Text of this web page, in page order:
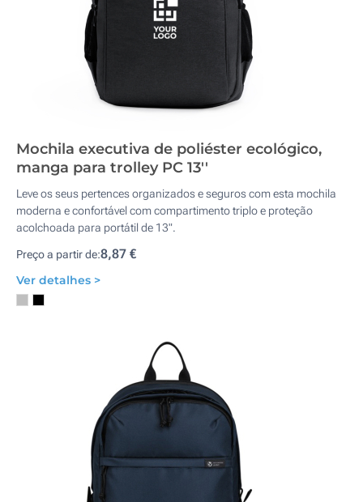
Mochila executiva de poliéster ecológico,
manga para trolley PC 13''
Leve os seus pertences organizados e seguros com esta mochila
moderna e confortável com compartimento triplo e proteção
acolchoada para portátil de 13".
Preço a partir de:8,87 €
Ver detalhes >